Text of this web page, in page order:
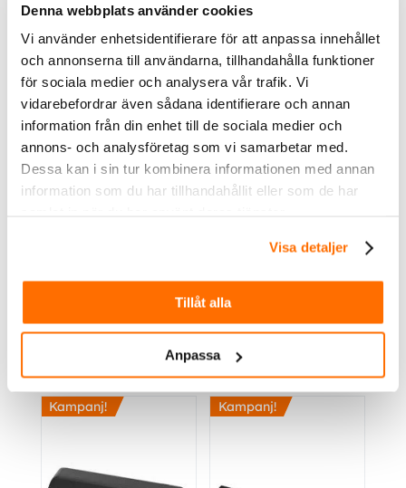
Denna webbplats använder cookies
Vi använder enhetsidentifierare för att anpassa innehållet
och annonserna till användarna, tillhandahålla funktioner
för sociala medier och analysera vår trafik. Vi
vidarebefordrar även sådana identifierare och annan
information från din enhet till de sociala medier och
annons- och analysföretag som vi samarbetar med.
Dessa kan i sin tur kombinera informationen med annan
information som du har tillhandahållit eller som de har
Visa detaljer
Tillåt alla
Anpassa
12-pack W-light Fury 9″
– inbyggt blixtljus
Köp
blixtljus, DT, DV
Köp
BriodLights X-Flash | 9″
Extraljus med inbyggt
Köp
2995.00kr Inkl. moms
BriodLights Olympus 9″
| Extraljus med inbyggt
varningsljus
Köp
Kampanj! Kampanj!